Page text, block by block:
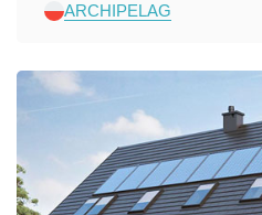
ARCHIPELAG